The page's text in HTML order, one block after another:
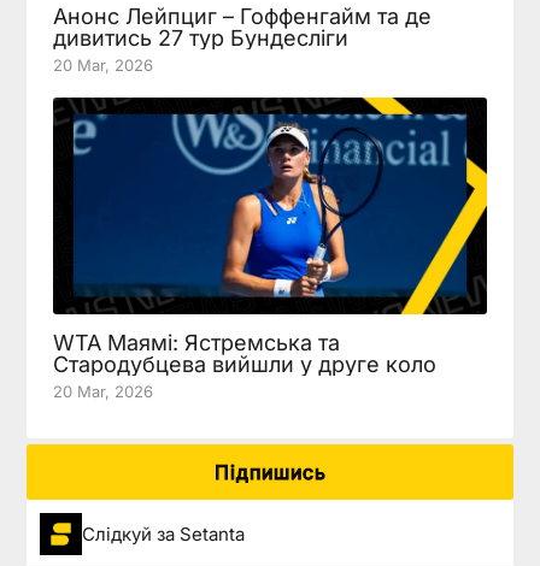
Анонс Лейпциг – Гоффенгайм та де
дивитись 27 тур Бундесліги
20 Mar, 2026
WTA Маямі: Ястремська та
Стародубцева вийшли у друге коло
20 Mar, 2026
Підпишись
Слідкуй за Setanta